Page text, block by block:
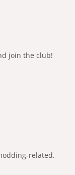
join the club!
related.